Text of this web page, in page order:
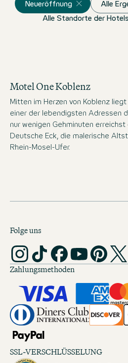
Neueröffnung Alle
Alle Standorte der
Motel One Koblenz
Mitten im Herzen von Koblenz
einer der lebendigsten Adressen
nur wenigen Gehminuten erreichst
Deutsche Eck, die malerische
Rhein-Mosel-Ufer.
Folge uns
Zahlungsmethoden
SSL-VERSCHLÜSSELUNG